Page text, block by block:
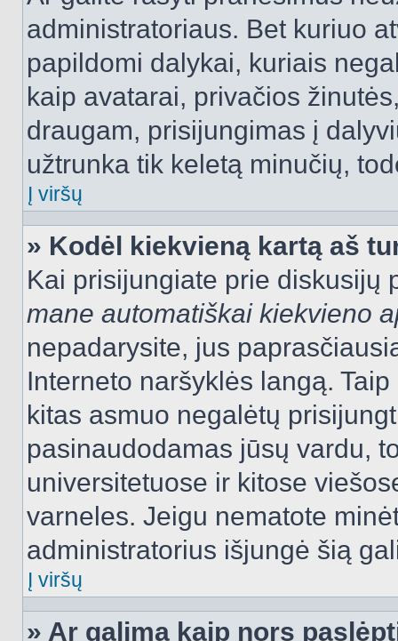
administratoriaus. Bet kuriuo
papildomi dalykai, kuriais
kaip avatarai, privačios
draugam, prisijungimas į
užtrunka tik keletą minučių,
Į viršų
» Kodėl kiekvieną kartą aš
Kai prisijungiate prie diskusijų
mane automatiškai kiekvieno
nepadarysite, jus
Interneto naršyklės langą.
kitas asmuo negalėtų
pasinaudodamas jūsų vardu,
universitetuose ir kitose
varneles. Jeigu nematote
administratorius išjungė šią
Į viršų
» Ar galima kaip nors